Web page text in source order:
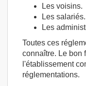
Les voisins.
Les salariés.
Les
Toutes ces
connaître. Le bon
l'établissement
réglementations.